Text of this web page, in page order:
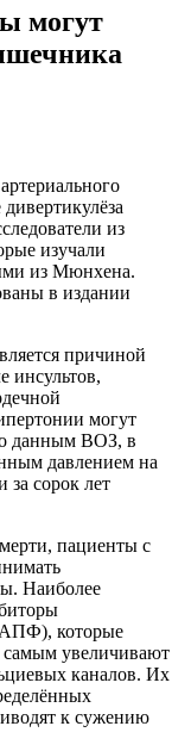
могут
из
изучали
из Мюнхена.
в издании
причиной
инсультов,
могут
данным ВОЗ, в
давлением на
за сорок лет
пациенты с
Наиболее
которые
самым увеличивают
каналов. Их
к сужению